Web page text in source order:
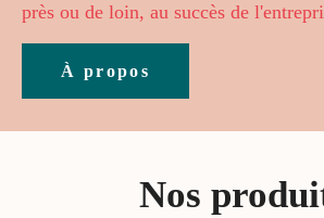
près ou de loin, au succès de
À propos
Nos